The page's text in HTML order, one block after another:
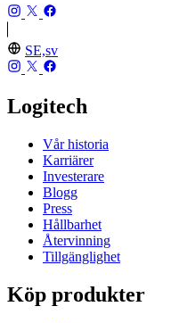
SE,sv
Logitech
Vår historia
Karriärer
Investerare
Blogg
Press
Hållbarhet
Återvinning
Tillgänglighet
Köp produkter